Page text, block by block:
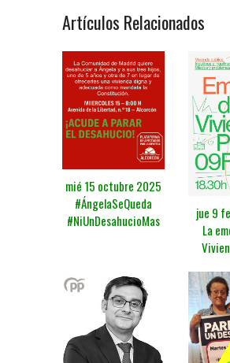
Artículos Relacionados
mié 15 octubre 2025
#ÁngelaSeQueda
#NiUnDesahucioMas
jue 9
La